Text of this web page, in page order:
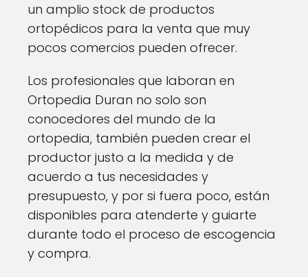
un amplio stock de productos
ortopédicos para la venta que muy
pocos comercios pueden ofrecer.
Los profesionales que laboran en
Ortopedia Duran no solo son
conocedores del mundo de la
ortopedia, también pueden crear el
productor justo a la medida y de
acuerdo a tus necesidades y
presupuesto, y por si fuera poco, están
disponibles para atenderte y guiarte
durante todo el proceso de escogencia
y compra.